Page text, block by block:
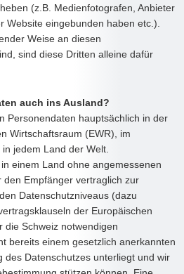
(z.B. Medienfotografen, Anbieter
Website eingebunden haben etc.).
Weise an diesen
sind diese Dritten alleine dafür
auch ins Ausland?
Personendaten hauptsächlich in der
Wirtschaftsraum (EWR), im
jedem Land der Welt.
einem Land ohne angemessenen
den Empfänger vertraglich zur
Datenschutzniveaus (dazu
der Europäischen
die Schweiz notwendigen
bereits einem gesetzlich anerkannten
des Datenschutzes unterliegt und wir